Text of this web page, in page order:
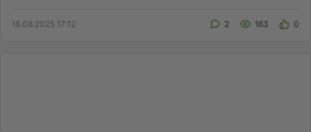
18.08.2025 17:12 2 163 0